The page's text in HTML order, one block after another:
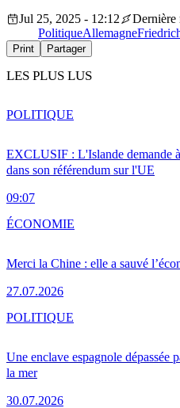
Jul 25, 2025 - 12:12
Dernière
PolitiqueAllemagne
Print Partager
LES PLUS LUS
EXCLUSIF : L'Islande demande
dans son référendum sur l'UE
09:07
POLITIQUE
Merci la Chine : elle a sauvé
27.07.2026
ÉCONOMIE
Une enclave espagnole
la mer
30.07.2026
POLITIQUE